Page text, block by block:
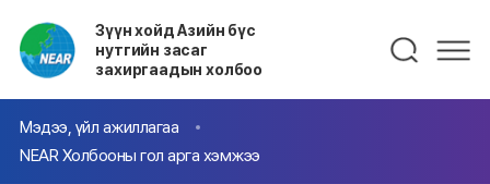
Зүүн хойд Азийн бүс
нутгийн засаг
захиргаадын холбоо
Мэдээ, үйл ажиллагаа
NEAR Холбооны гол арга хэмжээ